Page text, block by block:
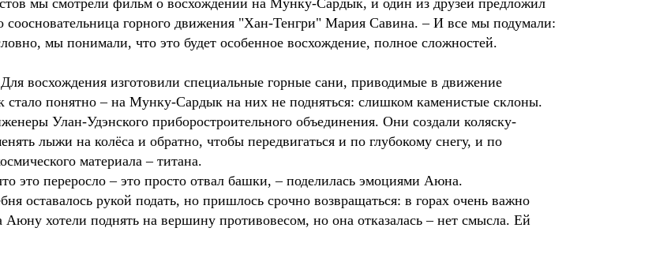
мы смотрели фильм о восхождении на Мунку-Сардык, и один из друзей предложил
соосновательница горного движения "Хан-Тенгри" Мария Савина. – И все мы подумали:
мы понимали, что это будет особенное восхождение, полное сложностей.
восхождения изготовили специальные горные сани, приводимые в движение
стало понятно – на Мунку-Сардык на них не подняться: слишком каменистые склоны.
Улан-Удэнского приборостроительного объединения. Они создали коляску-
лыжи на колёса и обратно, чтобы передвигаться и по глубокому снегу, и по
материала – титана.
это переросло – это просто отвал башки, – поделилась эмоциями Аюна.
оставалось рукой подать, но пришлось срочно возвращаться: в горах очень важно
Аюну хотели поднять на вершину противовесом, но она отказалась – нет смысла. Ей